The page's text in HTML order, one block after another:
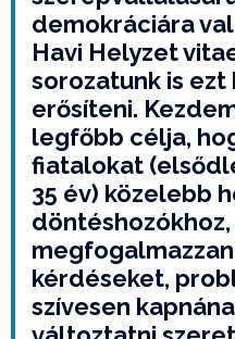
demokráciára
Havi Helyzet
sorozatunk is
erősíteni.
legfőbb célja,
fiatalokat
35 év) közelebb
döntéshozókhoz,
kérdéseket,
szívesen